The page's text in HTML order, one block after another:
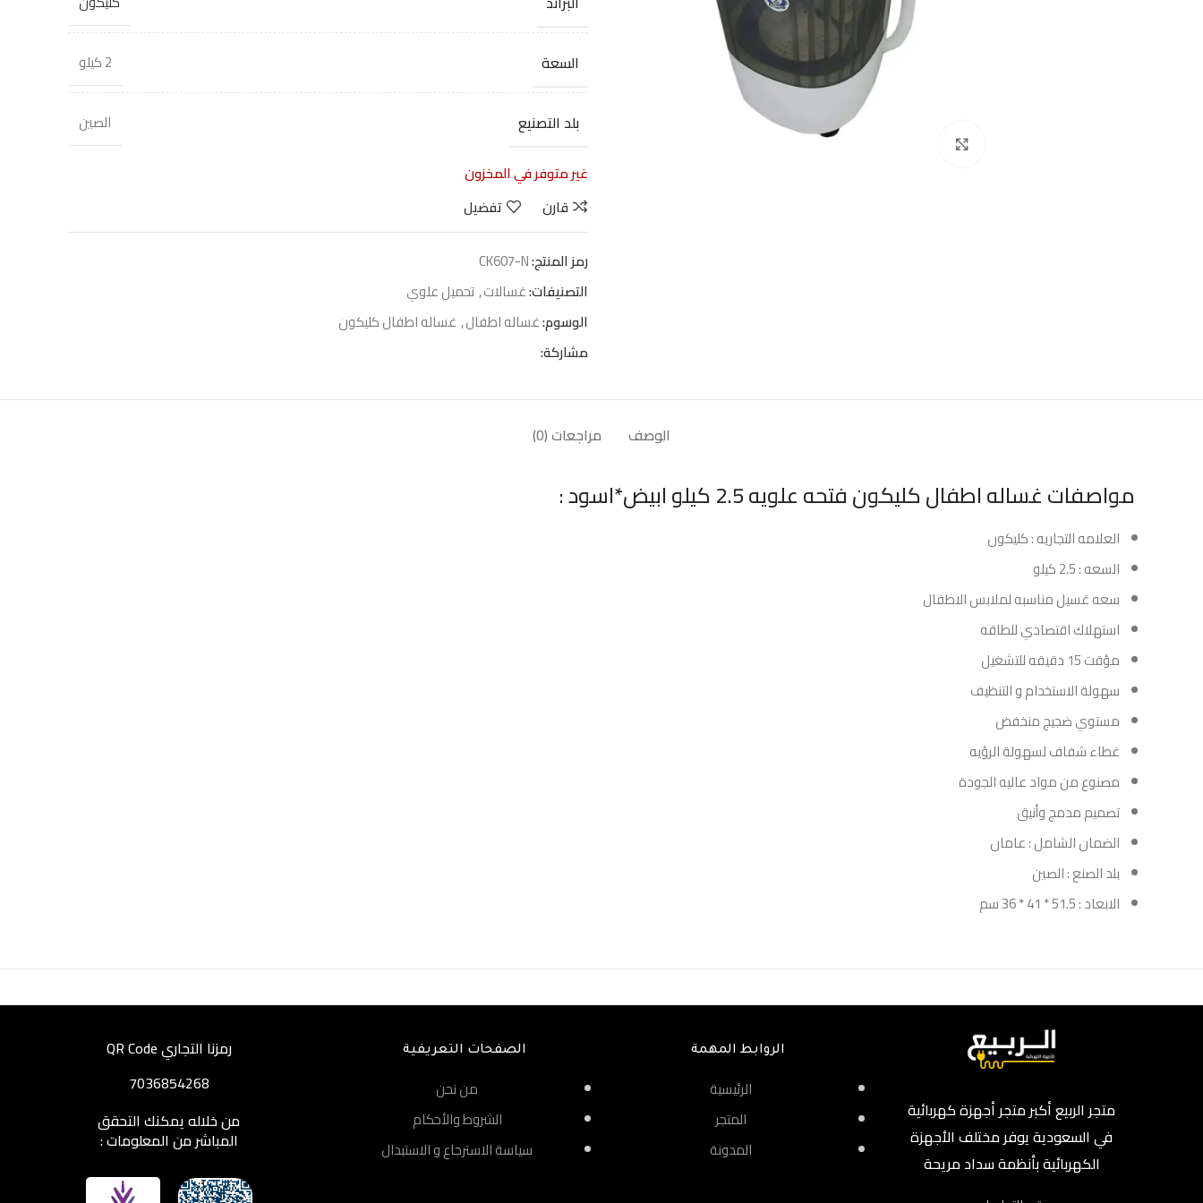
السعة 2 كيلو
بلد التصنيع
الصين
غير متوفر في المخزون
قارن
تفضيل
رمز المنتج:CK607-N
التصنيفات:غسالات,تحميل علوي
الوسوم:غساله اطفال, غساله اطفال كليكون
مشاركة:
الوصف مراجعات (0)
مواصفات غساله اطفال كليكون فتحه علويه 2.5 كيلو ابيض*اسود :
العلامه التجاريه : كليكون
السعه : 2.5 كيلو
سعه غسيل مناسبه لملابس الاطفال
استهلاك اقتصادي للطاقه
مؤقت 15 دقيقه للتشغيل
سهولة الاستخدام و التنظيف
مستوي ضجيج منخفض
غطاء شفاف لسهولة الرؤيه
مصنوع من مواد عاليه الجودة
تصميم مدمج وأنيق
الضمان الشامل : عامان
بلد الصنع : الصين
الابعاد : 51.5 * 41 * 36 سم
متجر الربيع أكبر متجر أجهزة كهربائية
في السعودية يوفر مختلف الأجهزة
الكهربائية بأنظمة سداد مريحة
الروابط المهمة
الرئيسية
المتجر
المدونة
الصفحات التعريفية
من نحن
الشروط والأحكام
سياسة الاسترجاع و الاستبدال
رمزنا التجاري QR Code
7036854268
من خلاله يمكنك التحقق
المباشر من المعلومات :